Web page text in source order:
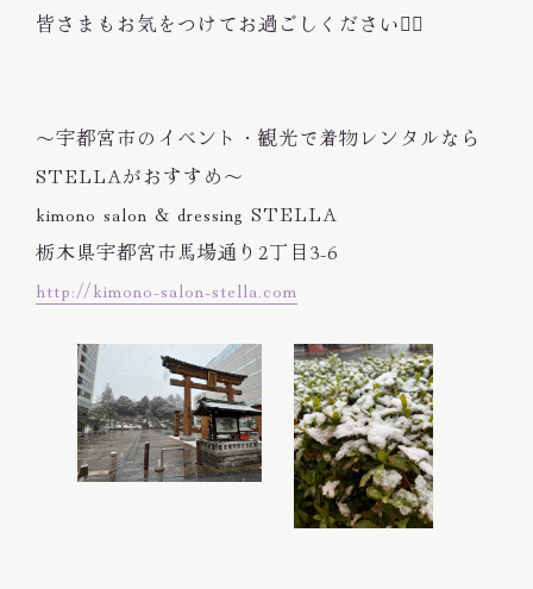
皆さまもお気をつけてお過ごしください🙇‍♀️
〜宇都宮市のイベント・観光で着物レンタルなら
STELLAがおすすめ〜
kimono salon & dressing STELLA
栃木県宇都宮市馬場通り2丁目3-6
http://kimono-salon-stella.com